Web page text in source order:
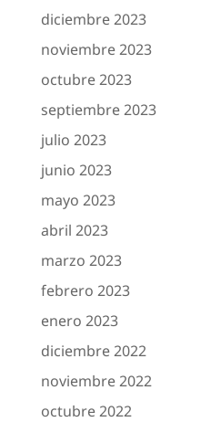
diciembre 2023
noviembre 2023
octubre 2023
septiembre 2023
julio 2023
junio 2023
mayo 2023
abril 2023
marzo 2023
febrero 2023
enero 2023
diciembre 2022
noviembre 2022
octubre 2022